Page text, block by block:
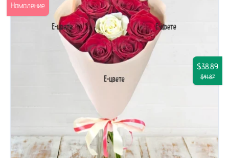
$38.89
$41.87
Намаление